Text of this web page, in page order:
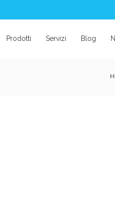
Prodotti Servizi Blog